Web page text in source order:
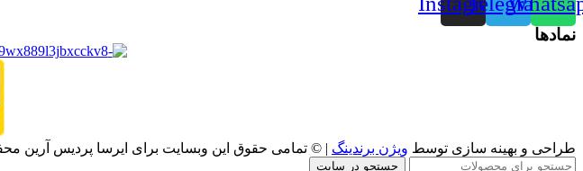
نمادها
طراحی و بهینه سازی توسط ویژن برندینگ | © تمامی حقوق این وبسایت برای ایرسا پردیس آرین
جستجو در سایت